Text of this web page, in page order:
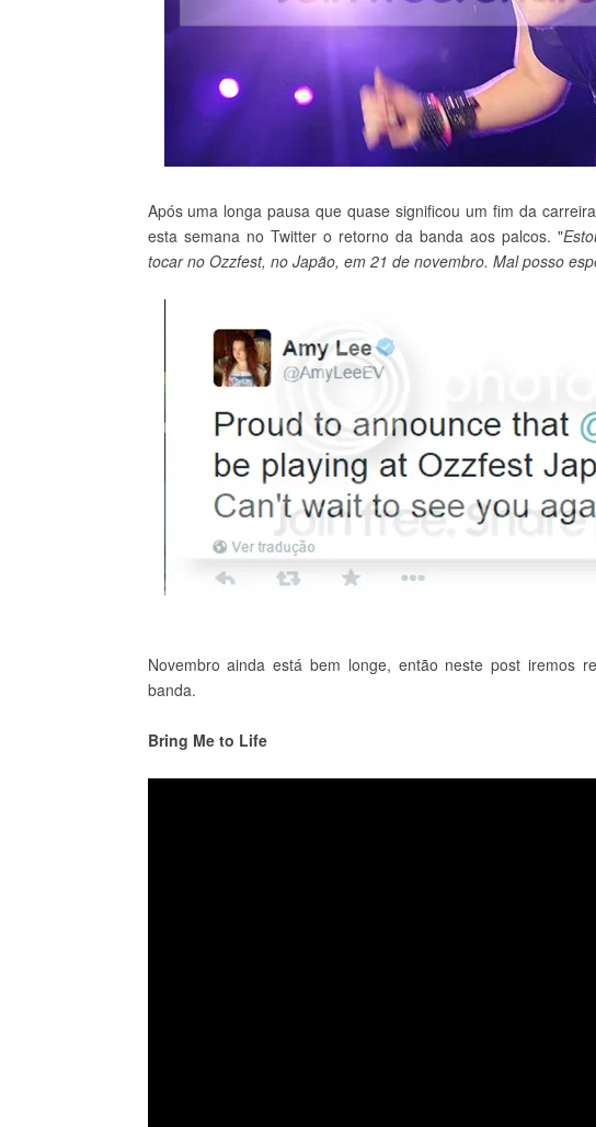
Após uma longa pausa que quase significou um fim da
esta semana no Twitter o retorno da banda aos palcos. "
tocar no Ozzfest, no Japão, em 21 de novembro. Mal posso
Novembro ainda está bem longe, então neste post iremos
banda.
Bring Me to Life